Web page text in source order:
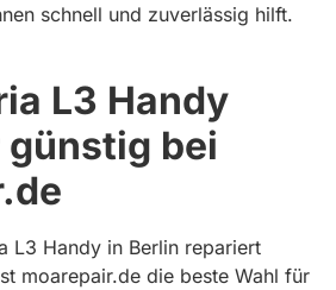
schnell und zuverlässig hilft.
L3 Handy
günstig bei
L3 Handy in Berlin repariert
moarepair.de die beste Wahl für